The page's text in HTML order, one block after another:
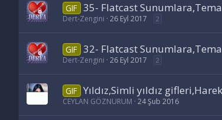
GIF 35- Flatcast Sunumlara,Tema
Dert-Zengini 26 Eyl 2017 2
GIF 32- Flatcast Sunumlara,Tema
Dert-Zengini 26 Eyl 2017 2
GIF Yıldız,Simli yıldız
CEYLAN GÖZNURUM 24 Şub 2016